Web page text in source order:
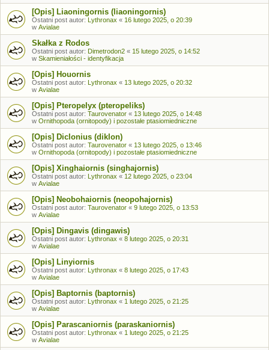
[Opis] Liaoningornis (liaoningornis)
Ostatni post autor: Lythronax « 16 lutego 2025, o 20:39
w Avialae
Skałka z Rodos
Ostatni post autor: Dimetrodon2 « 15 lutego 2025, o 14:52
w Skamieniałości - identyfikacja
[Opis] Houornis
Ostatni post autor: Lythronax « 13 lutego 2025, o 20:32
w Avialae
[Opis] Pteropelyx (pteropeliks)
Ostatni post autor: Taurovenator « 13 lutego 2025, o 14:48
w Ornithopoda (ornitopody) i pozostałe ptasiomiedniczne
[Opis] Diclonius (diklon)
Ostatni post autor: Taurovenator « 13 lutego 2025, o 13:46
w Ornithopoda (ornitopody) i pozostałe ptasiomiedniczne
[Opis] Xinghaiornis (singhajornis)
Ostatni post autor: Lythronax « 12 lutego 2025, o 23:04
w Avialae
[Opis] Neobohaiornis (neopohajornis)
Ostatni post autor: Taurovenator « 9 lutego 2025, o 13:53
w Avialae
[Opis] Dingavis (dingawis)
Ostatni post autor: Lythronax « 8 lutego 2025, o 20:31
w Avialae
[Opis] Linyiornis
Ostatni post autor: Lythronax « 8 lutego 2025, o 17:43
w Avialae
[Opis] Baptornis (baptornis)
Ostatni post autor: Lythronax « 1 lutego 2025, o 21:25
w Avialae
[Opis] Parascaniornis (paraskaniornis)
Ostatni post autor: Lythronax « 1 lutego 2025, o 21:25
w Avialae